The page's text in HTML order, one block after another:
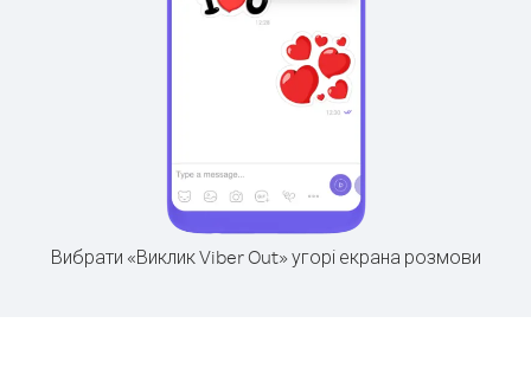
Вибрати «Виклик Viber Out» угорі екрана розмови